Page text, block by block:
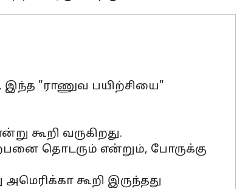
"ராணுவ பயிற்சியை"
கூறி வருகிறது.
தொடரும் என்றும், போருக்கு
கூறி இருந்தது